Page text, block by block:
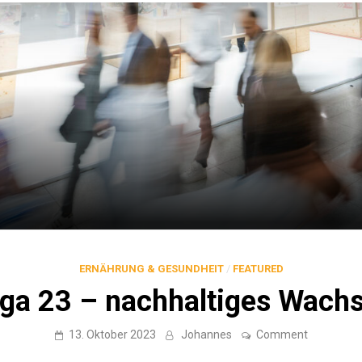
ERNÄHRUNG & GESUNDHEIT/ FEATURED
23 – nachhaltiges
13. Oktober 2023 Johannes Commenton